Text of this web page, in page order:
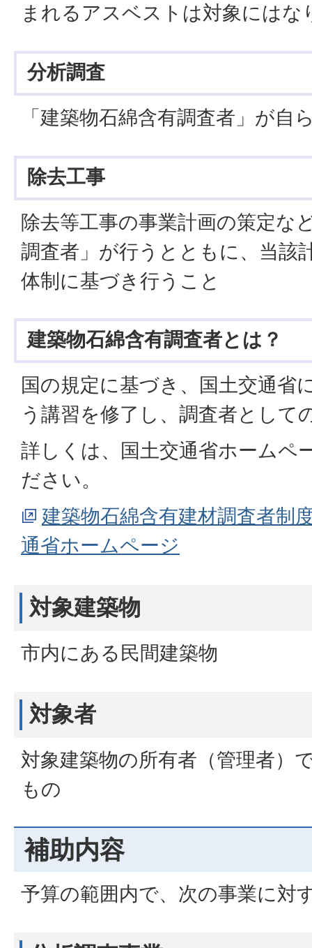
まれるアスベストは対象にはな
分析調査
「建築物石綿含有調査者」が自
除去工事
除去等工事の事業計画の策定な
調査者」が行うとともに、当該
体制に基づき行うこと
建築物石綿含有調査者とは？
国の規定に基づき、国土交通省
う講習を修了し、調査者として
詳しくは、国土交通省ホームペ
ださい。
建築物石綿含有建材調査者制
通省ホームページ
対象建築物
市内にある民間建築物
対象者
対象建築物の所有者（管理者）
もの
補助内容
予算の範囲内で、次の事業に対